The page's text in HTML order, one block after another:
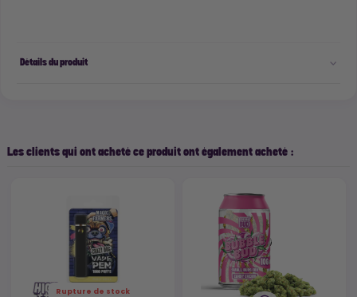
Détails du produit
Les clients qui ont acheté ce produit ont également acheté :
Rupture de stock